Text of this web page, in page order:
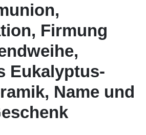
Firmung
Eukalyptus-
Name und